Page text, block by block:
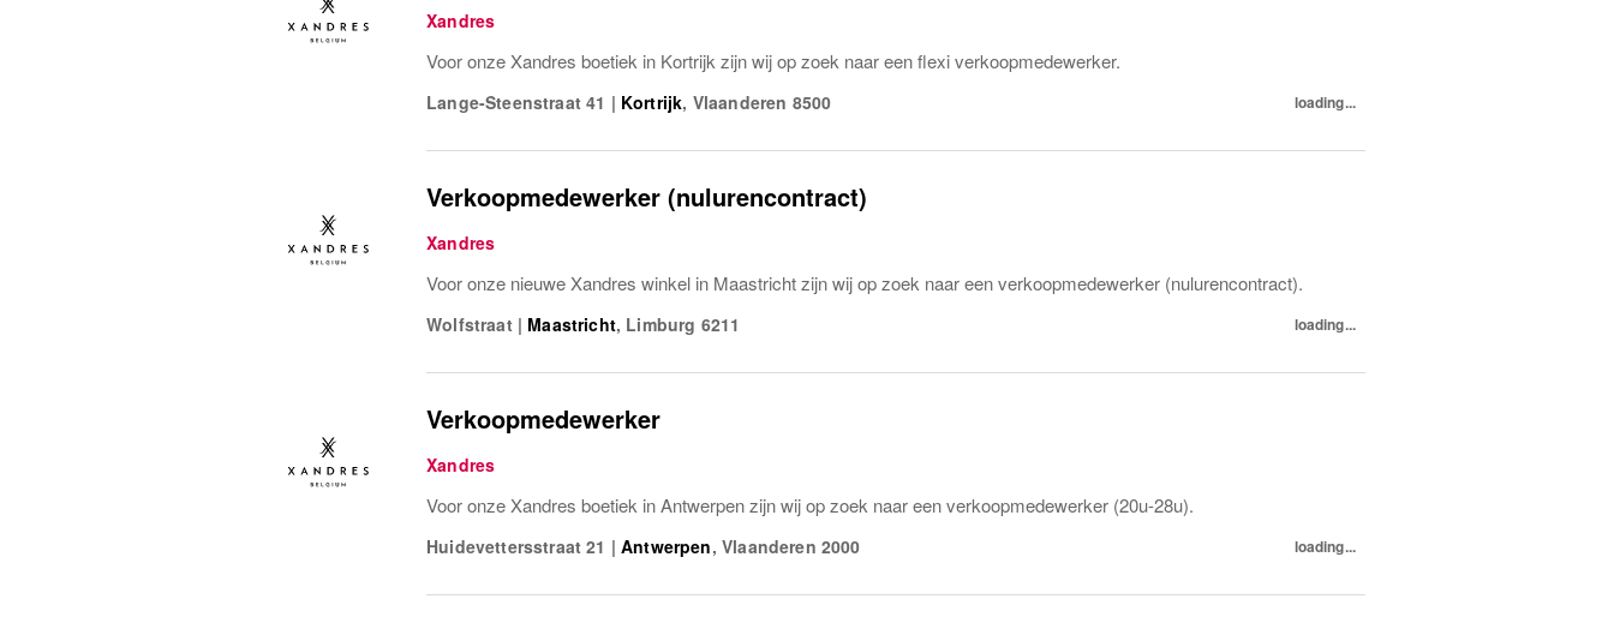
Xandres
Voor onze Xandres boetiek in Kortrijk zijn wij op zoek naar een flexi verkoopmedewerker.
Lange-Steenstraat 41 | Kortrijk, Vlaanderen 8500 loading...
Verkoopmedewerker (nulurencontract)
Xandres
Voor onze nieuwe Xandres winkel in Maastricht zijn wij op zoek naar een verkoopmedewerker (nulurencontract).
Wolfstraat | Maastricht, Limburg 6211 loading...
Verkoopmedewerker
Xandres
Voor onze Xandres boetiek in Antwerpen zijn wij op zoek naar een verkoopmedewerker (20u-28u).
Huidevettersstraat 21 | Antwerpen,Vlaanderen 2000 loading...